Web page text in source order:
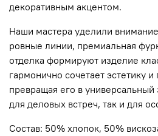
декоративным акцентом.
Наши мастера уделили
ровные линии, премиальная
отделка формируют изделие
гармонично сочетает эстетику и
превращая его в
для деловых встреч, так и для
Состав: 50% хлопок, 50%